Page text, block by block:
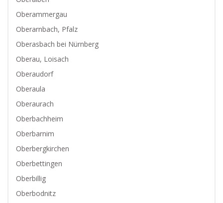
Oberammergau
Oberarnbach, Pfalz
Oberasbach bei Nürnberg
Oberau, Loisach
Oberaudorf
Oberaula
Oberaurach
Oberbachheim
Oberbarnim
Oberbergkirchen
Oberbettingen
Oberbillig
Oberbodnitz